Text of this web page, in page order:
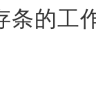
条的工